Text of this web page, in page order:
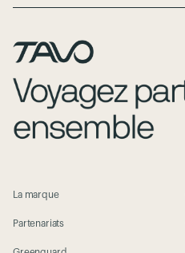
La marque
Partenariats